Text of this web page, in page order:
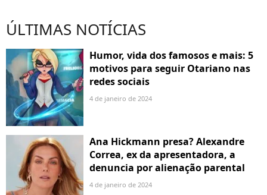
ÚLTIMAS NOTÍCIAS
Humor, vida dos famosos e mais: 5
motivos para seguir Otariano nas
redes sociais
4 de janeiro de 2024
Ana Hickmann presa? Alexandre
Correa, ex da apresentadora, a
denuncia por alienação parental
4 de janeiro de 2024